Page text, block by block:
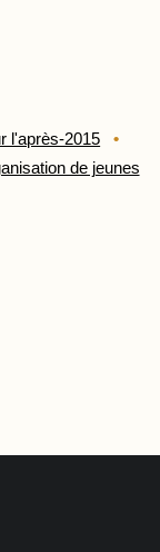
l'après-2015
de jeunes